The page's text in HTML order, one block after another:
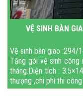
VỆ SINH BÀN
Vệ sinh bàn giao :294/
Tặng gói vệ sinh công
tháng.Diện tích :
thượng ,chi phí thi
CTY TNHH